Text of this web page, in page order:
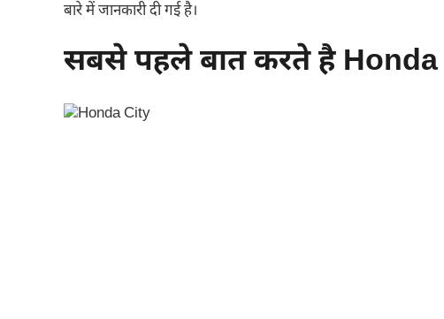
बारे में जानकारी दी गई है।
सबसे पहले बात करते है Honda